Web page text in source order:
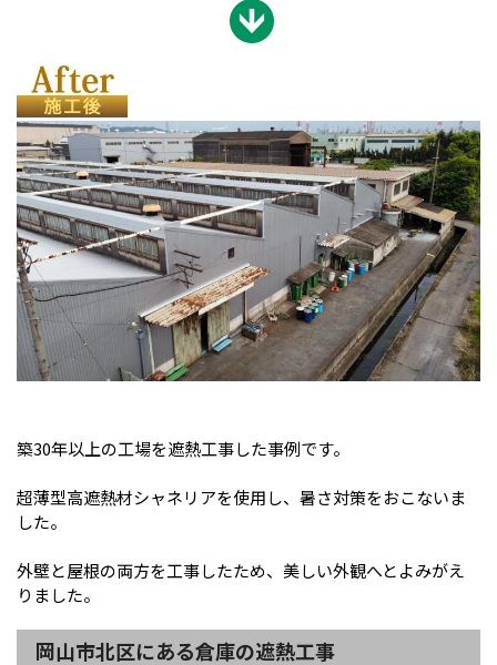
築30年以上の工場を遮熱工事した事例です。
超薄型高遮熱材シャネリアを使用し、暑さ対策をおこないま
した。
外壁と屋根の両方を工事したため、美しい外観へとよみがえ
りました。
岡山市北区にある倉庫の遮熱工事